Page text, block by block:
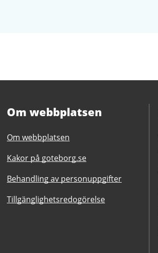
Om webbplatsen
Om webbplatsen
Kakor på goteborg.se
Behandling av personuppgifter
Tillgänglighetsredogörelse